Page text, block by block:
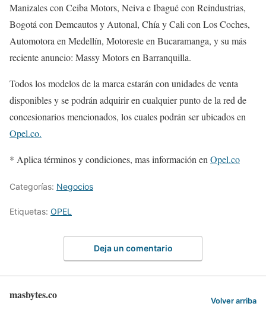
Manizales con Ceiba Motors, Neiva e Ibagué con Reindustrias,
Bogotá con Demcautos y Autonal, Chía y Cali con Los Coches,
Automotora en Medellín, Motoreste en Bucaramanga, y su más
reciente anuncio: Massy Motors en Barranquilla.
Todos los modelos de la marca estarán con unidades de venta
disponibles y se podrán adquirir en cualquier punto de la red de
concesionarios mencionados, los cuales podrán ser ubicados en
Opel.co.
* Aplica términos y condiciones, mas información en Opel.co
Categorías: Negocios
Etiquetas: OPEL
Deja un comentario
masbytes.co Volver arriba